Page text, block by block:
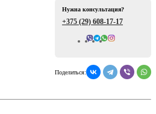
Нужна консультация?
+375 (29) 608-17-17
Поделиться: